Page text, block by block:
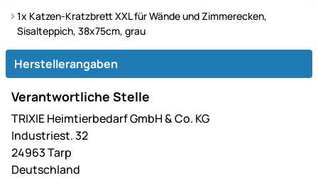
1x Katzen-Kratzbrett XXL für Wände und Zimmerecken,
Sisalteppich, 38x75cm, grau
Herstellerangaben
Verantwortliche Stelle
TRIXIE Heimtierbedarf GmbH & Co. KG
Industriest. 32
24963 Tarp
Deutschland